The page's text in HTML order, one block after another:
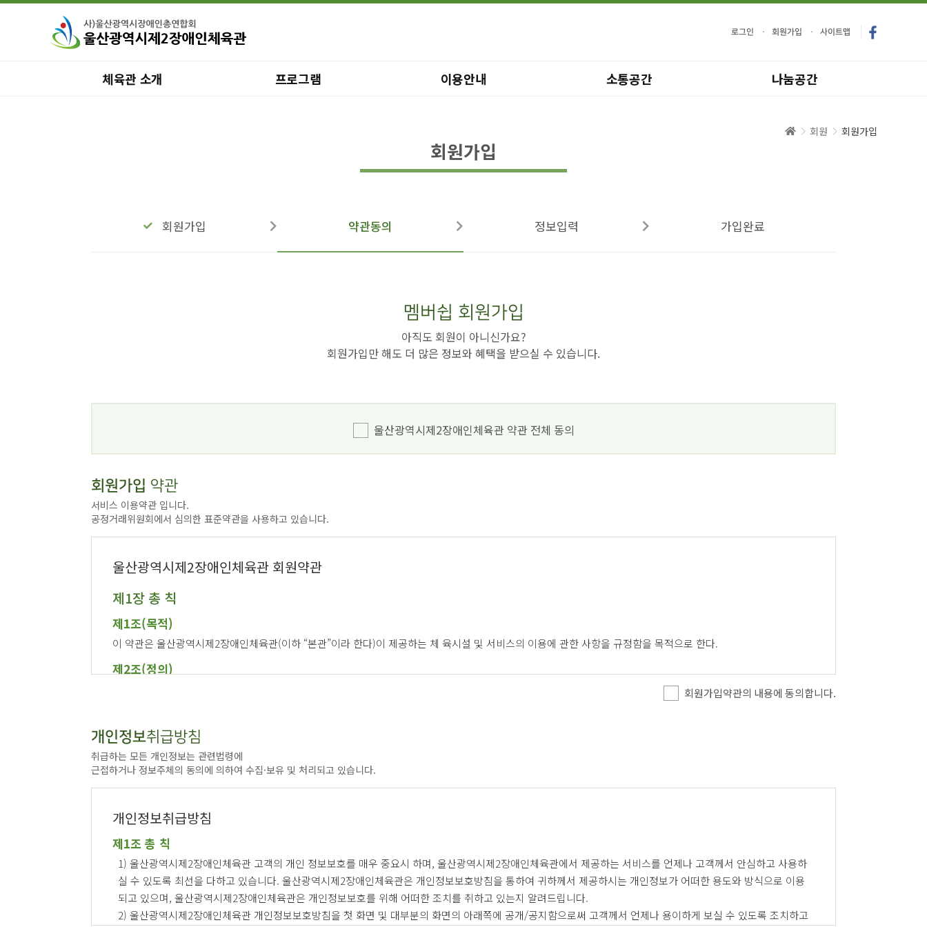
로그인 회원가입 사이트맵
체육관 소개 프로그램 이용안내 소통공간 나눔공간
회원 회원가입
회원가입
회원가입 약관동의 정보입력 가입완료
멤버쉽 회원가입
아직도 회원이 아니신가요?
회원가입만 해도 더 많은 정보와 혜택을 받으실 수 있습니다.
울산광역시제2장애인체육관 약관 전체 동의
회원가입 약관
서비스 이용약관 입니다.
공정거래위원회에서 심의한 표준약관을 사용하고 있습니다.
울산광역시제2장애인체육관 회원약관
제1장 총 칙
제1조(목적)
이 약관은 울산광역시제2장애인체육관(이하 “본관”이라 한다)이 제공하는 체 육시설 및 서비스의 이용에 관한 사항을 규정함을 목적으로 한다.
제2조(정의)
3. “서비스”라 함은 회원의 체육시설 이용 상 편의를 위해 본관이 제공하는 일체의 행위 및 물품 등을 말한다.
4. “등록일”이라 함은 본관과 회원이 체육시설 및 서비스 이용에 대하여 계약을 체결한 일자를 말한다.
5. “개시일”이라 함은 본관과 회원이 체결된 계약에 명시하는 체육시설 및 서비스 이용 시작일자를 말한다.
① 이 약관의 내용은 안내데스크에 게시하거나, 홈페이지에 게시, 인쇄된 약관을 회원에게 교부, 또는 구두로 설명함으로써 그 효력을 발생한다.
② 본관은 적법한 절차를 거쳐 이 약관을 임의로 변경할 수 있으며, 변경된 약관은 제1항과 같은 방법으로 공지함으로써 그 효력을 발생한다.
에 동의한 것으로 간주한다.
제4조(약관 외 준칙)
이 약관에 명시하지 아니한 사항에 대해서는 사회복지법, 장애인복 지법, 체육시설의 설치 이용에 관한 법률 및 동법 시행령과 시행규칙 및 기타 관련법령에 준한다.
회원가입약관의 내용에 동의합니다.
개인정보취급방침
취급하는 모든 개인정보는 관련법령에
근접하거나 정보주체의 동의에 의하여 수집·보유 및 처리되고 있습니다.
개인정보취급방침
제1조 총 칙
1) 울산광역시제2장애인체육관 고객의 개인 정보보호를 매우 중요시 하며, 울산광역시제2장애인체육관에서 제공하는 서비스를 언제나 고객께서 안심하고 사용하
실 수 있도록 최선을 다하고 있습니다. 울산광역시제2장애인체육관은 개인정보보호방침을 통하여 귀하께서 제공하시는 개인정보가 어떠한 용도와 방식으로 이용
되고 있으며, 울산광역시제2장애인체육관은 개인정보보호를 위해 어떠한 조치를 취하고 있는지 알려드립니다.
2) 울산광역시제2장애인체육관 개인정보보호방침을 첫 화면 및 대부분의 화면의 아래쪽에 공개/공지함으로써 고객께서 언제나 용이하게 보실 수 있도록 조치하고